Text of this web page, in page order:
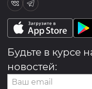
Будьте в курсе
новостей: